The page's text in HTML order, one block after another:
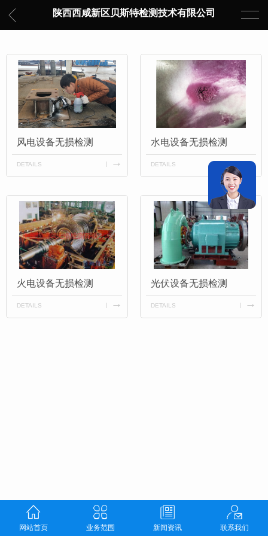
陕西西咸新区贝斯特检测技术有限公司
风电设备无损检测
DETAILS
水电设备无损检测
DETAILS
火电设备无损检测
DETAILS
光伏设备无损检测
DETAILS
网站首页 业务范围 新闻资讯 联系我们